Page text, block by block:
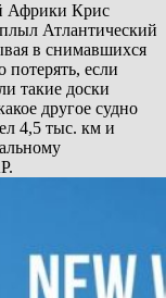
Африки Крис
Атлантический
в снимавшихся
потерять, если
такие доски
другое судно
4,5 тыс. км и